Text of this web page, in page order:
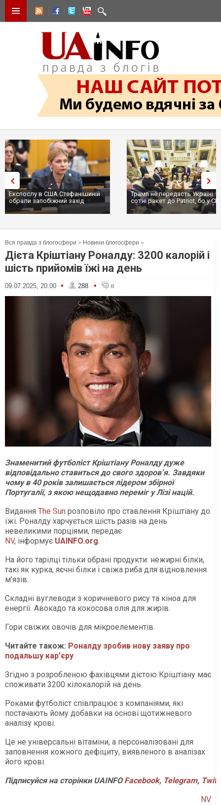
Експослу в США Стефанішиній
обрали запобіжний захід
Трамп не передасть Україні
сотні ракет до Patriot, бо у
...
Вся правда з блогосфери » Новини блогосфери »
Дієта Кріштіану Роналду: 3200 калорій і
шість прийомів їжі на день
09.07.2025, 20:00 • 288 • 0
Знаменитий футболіст Кріштіану Роналду дуже
відповідально ставиться до свого здоров’я. Завдяки
чому в 40 років залишається лідером збірної
Португалії, з якою нещодавно переміг у Лізі націй.
Видання The Sun розповіло про ставлення Кріштіану до
їжі. Роналду харчується шість разів на день
невеликими порціями, передає
NV, інформує UAINFO.org.
На його тарілці тільки обрані продукти: нежирні білки,
такі як курка, яєчні білки і свіжа риба для відновлення
м’язів.
Складні вуглеводи з коричневого рису та кіноа для
енергії. Авокадо та кокосова олія для жирів.
Гори свіжих овочів для мікроелементів.
Читайте також: Роналду зробив нову заяву про
подальшу кар'єру
Згідно з розробленою фахівцями дієтою Кріштіану має
споживати 3200 кілокалорій на день.
Роками футболіст співпрацює з компаніями, які
постачають йому добавки на основі щотижневого
аналізу крові.
Це не універсальні вітаміни, а персоналізовані для
заповнення кожного дефіциту, виявленого в аналізах
його крові.
ПідписуйсянасторінкиUAINFO Facebook, Telegram,
NV